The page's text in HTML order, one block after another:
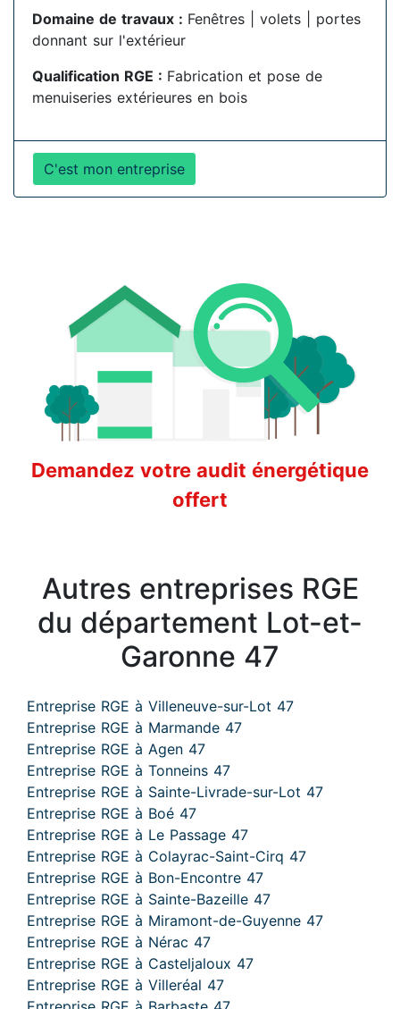
Domaine de travaux : Fenêtres | volets | portes
donnant sur l'extérieur
Qualification RGE : Fabrication et pose de
menuiseries extérieures en bois
C'est mon entreprise
Demandez votre audit énergétique
offert
Autres entreprises RGE
du département Lot-et-
Garonne 47
Entreprise RGE à Villeneuve-sur-Lot 47
Entreprise RGE à Marmande 47
Entreprise RGE à Agen 47
Entreprise RGE à Tonneins 47
Entreprise RGE à Sainte-Livrade-sur-Lot 47
Entreprise RGE à Boé 47
Entreprise RGE à Le Passage 47
Entreprise RGE à Colayrac-Saint-Cirq 47
Entreprise RGE à Bon-Encontre 47
Entreprise RGE à Sainte-Bazeille 47
Entreprise RGE à Miramont-de-Guyenne 47
Entreprise RGE à Nérac 47
Entreprise RGE à Casteljaloux 47
Entreprise RGE à Villeréal 47